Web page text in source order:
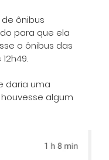
ônibus
para que ela
o ônibus das
daria uma
algum